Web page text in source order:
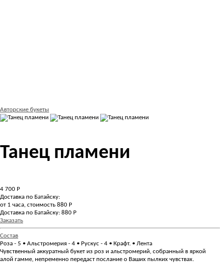
Авторские букеты
Танец пламени
4 700 Р
Доставка по Батайску:
от 1 часа, стоимость 880 Р
Доставка по Батайску: 880 Р
Заказать
Состав
Роза - 5 • Альстромерия - 4 • Рускус - 4 • Крафт. • Лента
Чувственный аккуратный букет из роз и альстромерий, собранный в яркой
алой гамме, непременно передаст послание о Ваших пылких чувствах.